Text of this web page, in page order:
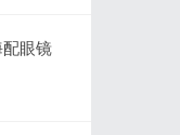
眼镜